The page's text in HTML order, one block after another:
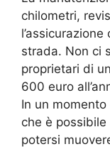
chilometri,
strada. Non ci
proprietari di
600 euro
In un
che è
potersi